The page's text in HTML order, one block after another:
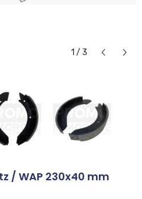
1 / 3
/ WAP 230x40 mm